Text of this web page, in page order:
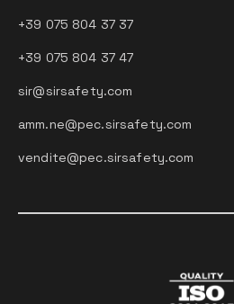
+39 075 804 37 37
+39 075 804 37 47
sir@sirsafety.com
amm.ne@pec.sirsafety.com
vendite@pec.sirsafety.com